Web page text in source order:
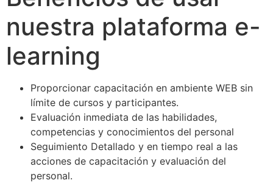
nuestra plataforma e-
learning
Proporcionar capacitación en ambiente WEB sin
límite de cursos y participantes.
Evaluación inmediata de las habilidades,
competencias y conocimientos del personal
Seguimiento Detallado y en tiempo real a las
acciones de capacitación y evaluación del
personal.